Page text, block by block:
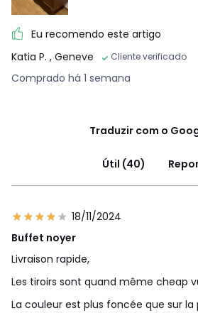
Eu recomendo este artigo
Katia P. , Geneve Cliente verificado
Comprado há 1 semana
Traduzir com o
Útil (40)
18/11/2024
Buffet noyer
Livraison rapide,
Les tiroirs sont quand même cheap
La couleur est plus foncée que sur la